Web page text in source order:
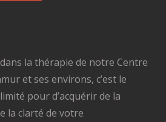
la thérapie de notre Centre
et ses environs, c’est le
pour d’acquérir de la
la clarté de votre